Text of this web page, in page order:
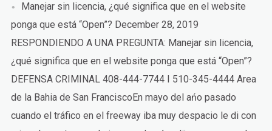
Manejar sin licencia, ¿qué significa que en el website
ponga que está “Open”? December 28, 2019
RESPONDIENDO A UNA PREGUNTA: Manejar sin licencia,
¿qué significa que en el website ponga que está “Open”?
DEFENSA CRIMINAL 408-444-7744 I 510-345-4444 Area
de la Bahia de San FranciscoEn mayo del ańo pasado
cuando el tráfico en el freeway iba muy despacio le di con